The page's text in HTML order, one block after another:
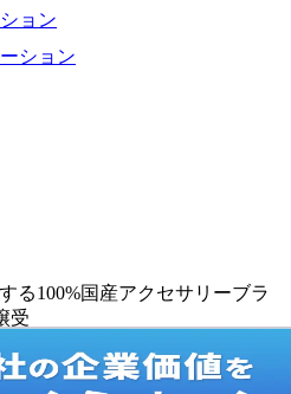
る100%国産アクセサリーブラ
受